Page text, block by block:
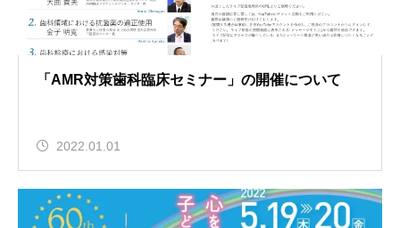
「AMR対策歯科臨床セミナー」の開催について
2022.01.01